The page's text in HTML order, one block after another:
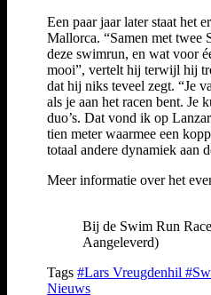
Een paar jaar later staat het
Mallorca. “Samen met twee
deze swimrun, en wat voor
mooi”, vertelt hij terwijl hij
dat hij niks teveel zegt. “Je
als je aan het racen bent. Je
duo’s. Dat vond ik op
tien meter waarmee een
totaal andere dynamiek aan
Meer informatie over het
Bij de Swim Run
Aangeleverd)
Tags #Lars Vreugdenhil
Nieuws